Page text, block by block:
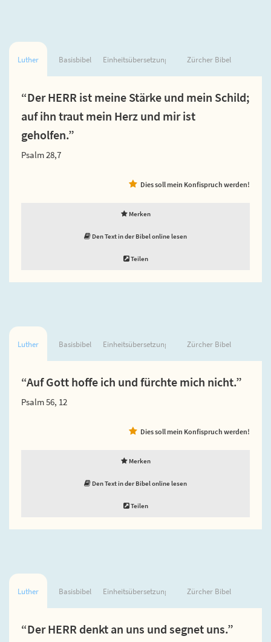
Luther Basisbibel Einheitsübersetzung Zürcher Bibel
“Der HERR ist meine Stärke und mein Schild;
auf ihn traut mein Herz und mir ist
geholfen.”
Psalm 28,7
Dies soll mein Konfispruch werden!
Merken
Den Text in der Bibel online lesen
Teilen
Luther Basisbibel Einheitsübersetzung Zürcher Bibel
“Auf Gott hoffe ich und fürchte mich nicht.”
Psalm 56, 12
Dies soll mein Konfispruch werden!
Merken
Den Text in der Bibel online lesen
Teilen
Luther Basisbibel Einheitsübersetzung Zürcher Bibel
“Der HERR denkt an uns und segnet uns.”